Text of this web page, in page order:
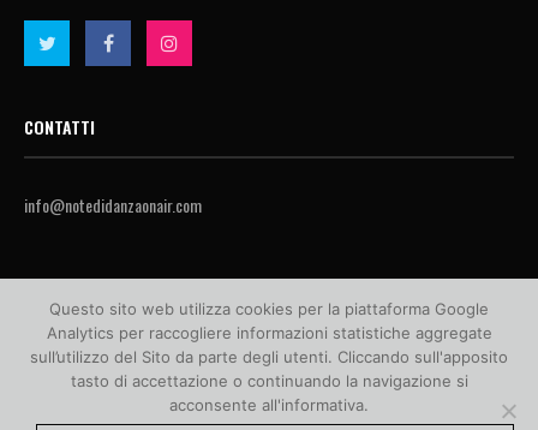
CONTATTI
info@notedidanzaonair.com
Questo sito web utilizza cookies per la piattaforma Google
Analytics per raccogliere informazioni statistiche aggregate
sull’utilizzo del Sito da parte degli utenti. Cliccando sull'apposito
tasto di accettazione o continuando la navigazione si
acconsente all'informativa.